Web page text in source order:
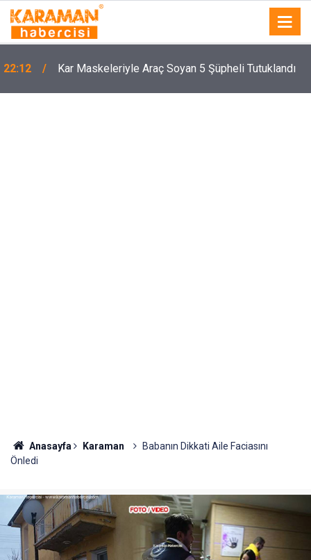
22:06 Otomobilin Camını Taşla Kırıp Kaçmıştı, Yakalandı
Anasayfa Karaman
Babanın Dikkati Aile Faciasını
Önledi